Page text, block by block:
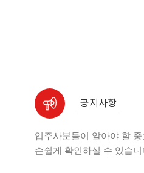
공지사항
입주사분들이 알아야 할
손쉽게 확인하실 수 있습니